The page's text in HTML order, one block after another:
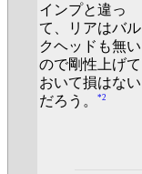
インプと違っ
て、リアはバル
クヘッドも無い
ので剛性上げて
おいて損はない
だろう。
*2